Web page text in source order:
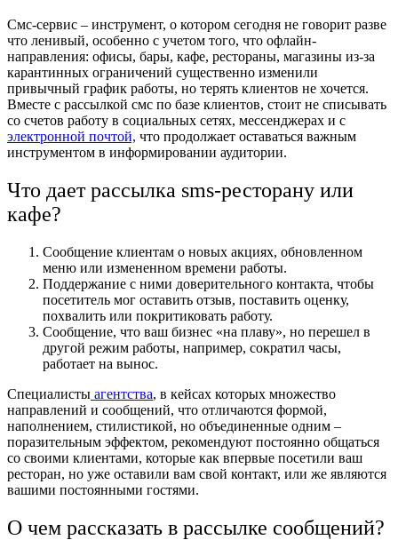
Смс-сервис – инструмент, о котором сегодня не говорит разве
что ленивый, особенно с учетом того, что офлайн-
направления: офисы, бары, кафе, рестораны, магазины из-за
карантинных ограничений существенно изменили
привычный график работы, но терять клиентов не хочется.
Вместе с рассылкой смс по базе клиентов, стоит не списывать
со счетов работу в социальных сетях, мессенджерах и с
электронной почтой, что продолжает оставаться важным
инструментом в информировании аудитории.
Что дает рассылка sms-ресторану или
кафе?
Сообщение клиентам о новых акциях, обновленном
меню или измененном времени работы.
Поддержание с ними доверительного контакта, чтобы
посетитель мог оставить отзыв, поставить оценку,
похвалить или покритиковать работу.
Сообщение, что ваш бизнес «на плаву», но перешел в
другой режим работы, например, сократил часы,
работает на вынос.
Специалисты агентства, в кейсах которых множество
направлений и сообщений, что отличаются формой,
наполнением, стилистикой, но объединенные одним –
поразительным эффектом, рекомендуют постоянно общаться
со своими клиентами, которые как впервые посетили ваш
ресторан, но уже оставили вам свой контакт, или же являются
вашими постоянными гостями.
О чем рассказать в рассылке сообщений?